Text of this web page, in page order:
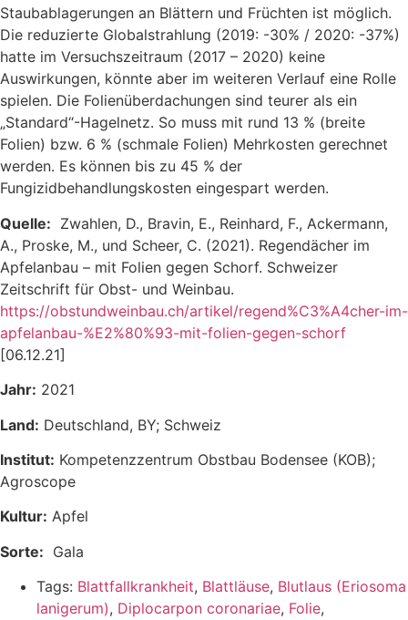
Staubablagerungen an Blättern und Früchten ist möglich.
Die reduzierte Globalstrahlung (2019: -30% / 2020: -37%)
hatte im Versuchszeitraum (2017 – 2020) keine
Auswirkungen, könnte aber im weiteren Verlauf eine Rolle
spielen. Die Folienüberdachungen sind teurer als ein
„Standard“-Hagelnetz. So muss mit rund 13 % (breite
Folien) bzw. 6 % (schmale Folien) Mehrkosten gerechnet
werden. Es können bis zu 45 % der
Fungizidbehandlungskosten eingespart werden.
Quelle: Zwahlen, D., Bravin, E., Reinhard, F., Ackermann,
A., Proske, M., und Scheer, C. (2021). Regendächer im
Apfelanbau – mit Folien gegen Schorf. Schweizer
Zeitschrift für Obst- und Weinbau.
https://obstundweinbau.ch/artikel/regend%C3%A4cher-im-
apfelanbau-%E2%80%93-mit-folien-gegen-schorf
[06.12.21]
Jahr: 2021
Land: Deutschland, BY; Schweiz
Institut: Kompetenzzentrum Obstbau Bodensee (KOB);
Agroscope
Kultur: Apfel
Sorte: Gala
Tags: Blattfallkrankheit, Blattläuse, Blutlaus (Eriosoma
lanigerum), Diplocarpon coronariae, Folie,